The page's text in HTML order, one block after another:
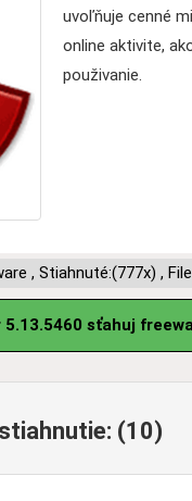
uvoľňuje cenné
online aktivite,
použivanie.
, Stiahnuté:(777x) ,
5.13.5460 sťahuj
(10)